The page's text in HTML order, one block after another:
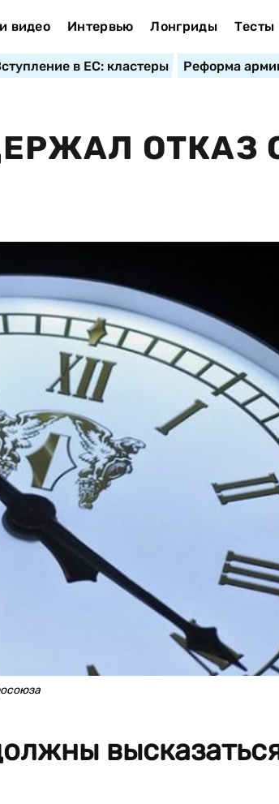
видео Интервью Лонгриды Тесты
в ЕС: кластеры Реформа
ОТКАЗ